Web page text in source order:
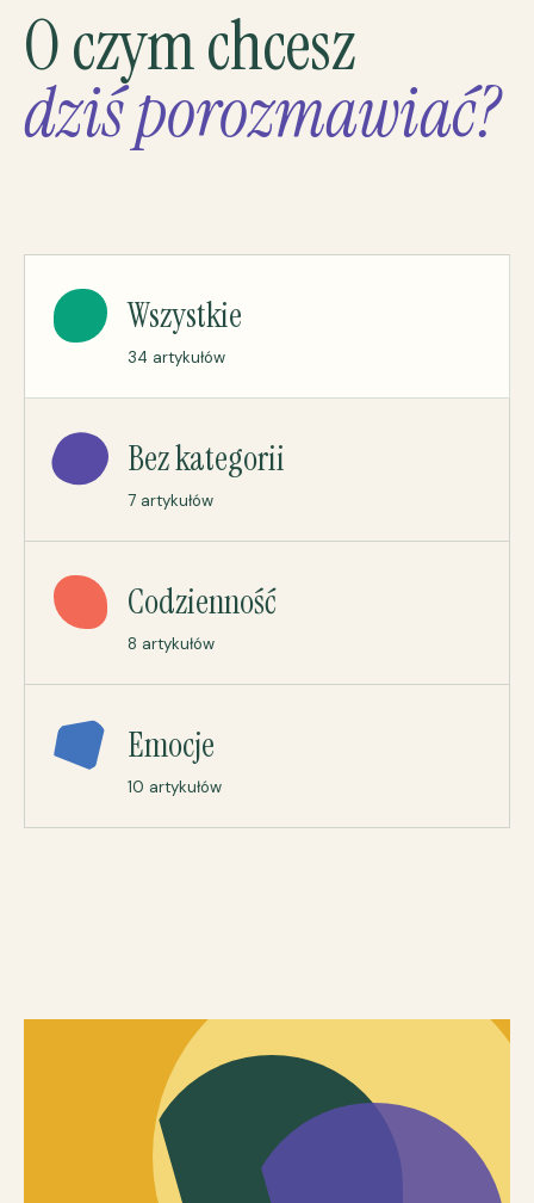
O czym chcesz
dziś porozmawiać?
Wszystkie
34 artykułów
Bez kategorii
7 artykułów
Codzienność
8 artykułów
Emocje
10 artykułów